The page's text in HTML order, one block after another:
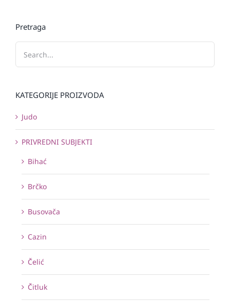
Pretraga
KATEGORIJE PROIZVODA
Judo
PRIVREDNI SUBJEKTI
Bihać
Brčko
Busovača
Cazin
Čelić
Čitluk